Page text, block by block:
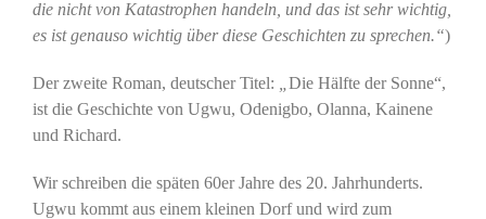
die nicht von Katastrophen handeln, und das ist sehr wichtig,
es ist genauso wichtig über diese Geschichten zu sprechen.“)
Der zweite Roman, deutscher Titel:
Die Hälfte der Sonne“,
ist die Geschichte von Ugwu, Odenigbo, Olanna, Kainene
und Richard.
Wir schreiben die späten 60er Jahre des 20. Jahrhunderts.
Ugwu kommt aus einem kleinen Dorf und wird zum